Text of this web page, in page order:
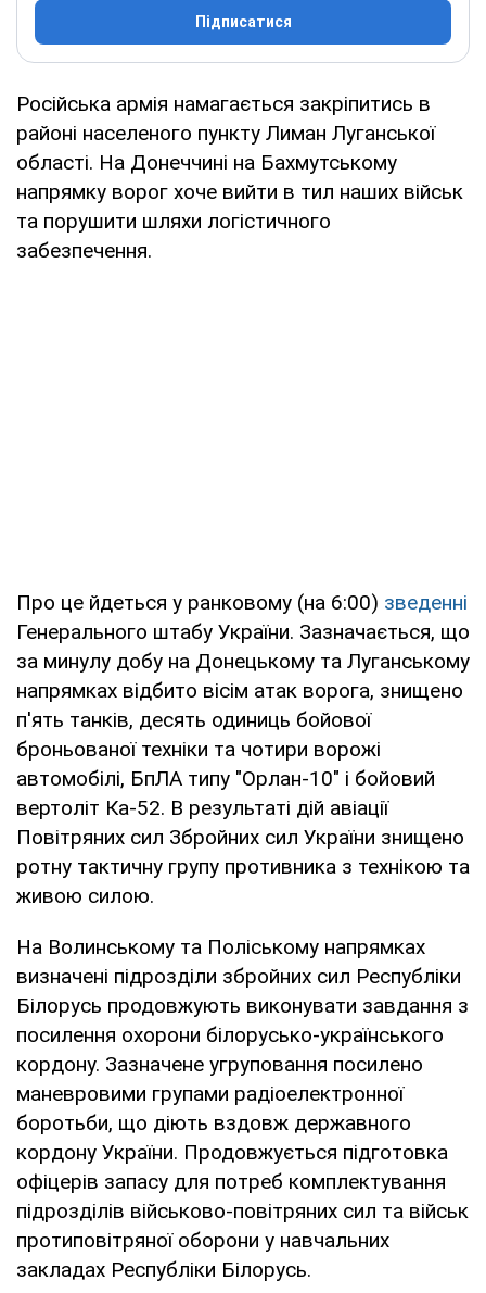
Підписатися
Російська армія намагається закріпитись в
районі населеного пункту Лиман Луганської
області. На Донеччині на Бахмутському
напрямку ворог хоче вийти в тил наших військ
та порушити шляхи логістичного
забезпечення.
Про це йдеться у ранковому (на 6:00) зведенні
Генерального штабу України. Зазначається, що
за минулу добу на Донецькому та Луганському
напрямках відбито вісім атак ворога, знищено
п'ять танків, десять одиниць бойової
броньованої техніки та чотири ворожі
автомобілі, БпЛА типу "Орлан-10" і бойовий
вертоліт Ка-52. В результаті дій авіації
Повітряних сил Збройних сил України знищено
ротну тактичну групу противника з технікою та
живою силою.
На Волинському та Поліському напрямках
визначені підрозділи збройних сил Республіки
Білорусь продовжують виконувати завдання з
посилення охорони білорусько-українського
кордону. Зазначене угруповання посилено
маневровими групами радіоелектронної
боротьби, що діють вздовж державного
кордону України. Продовжується підготовка
офіцерів запасу для потреб комплектування
підрозділів військово-повітряних сил та військ
протиповітряної оборони у навчальних
закладах Республіки Білорусь.